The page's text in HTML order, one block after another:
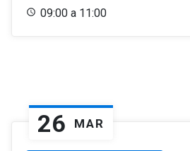
09:00 a 11:00
26 MAR